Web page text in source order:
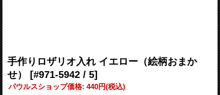
手作りロザリオ入れ イエロー（絵柄おまか
せ）
[#971-5942 / 5]
パウルスショップ価格: 440円(税込)